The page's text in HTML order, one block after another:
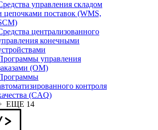
управления складом
цепочками поставок (WMS,
централизованного
конечными
управления
(OM)
контроля
(CAQ)
ЕЩЕ 14